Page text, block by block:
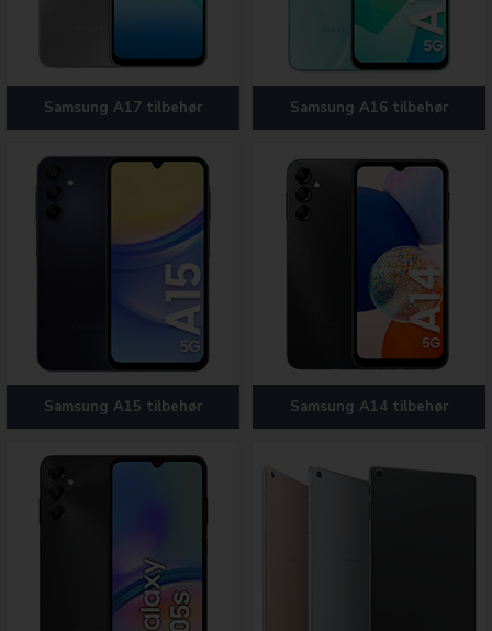
Samsung A17 tilbehør Samsung A16 tilbehør
Samsung A15 tilbehør Samsung A14 tilbehør